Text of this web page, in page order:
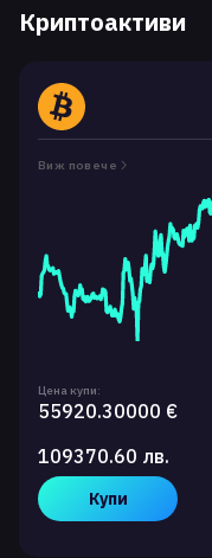
Криптоактиви
Виж повече
Цена купи:
55920.30000 €
109370.60 лв.
Купи